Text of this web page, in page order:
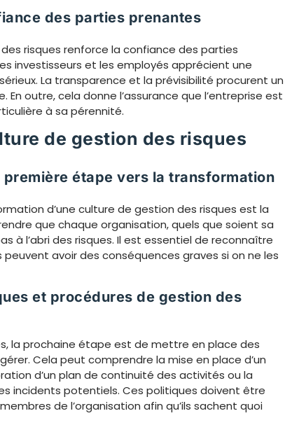
des parties prenantes
risques renforce la confiance des parties
investisseurs et les employés apprécient une
La transparence et la prévisibilité procurent un
outre, cela donne l’assurance que l’entreprise est
à sa pérennité.
de gestion des risques
étape vers la transformation
d’une culture de gestion des risques est la
que chaque organisation, quels que soient sa
à l’abri des risques. Il est essentiel de reconnaître
avoir des conséquences graves si on ne les
et procédures de gestion des
la prochaine étape est de mettre en place des
Cela peut comprendre la mise en place d’un
d’un plan de continuité des activités ou la
incidents potentiels. Ces politiques doivent être
de l’organisation afin qu’ils sachent quoi